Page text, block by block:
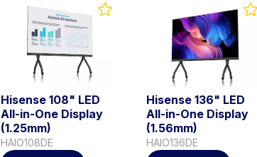
Hisense 108" LED
All-in-One Display
(1.25mm)
HAIO108DE
Hisense 136" LED
All-in-One Display
(1.56mm)
HAIO136DE